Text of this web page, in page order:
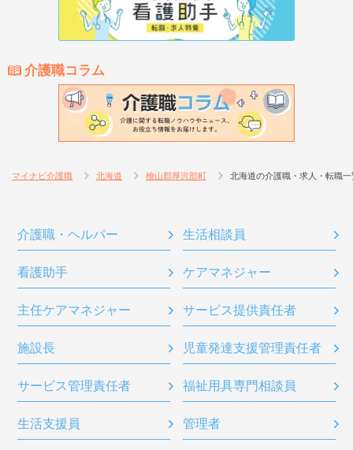
介護職コラム
マイナビ介護職 北海道 檜山郡厚沢部町 北海道の介護職・求人・転職一
介護職・ヘルパー 生活相談員
看護助手 ケアマネジャー
主任ケアマネジャー サービス提供責任者
施設長 児童発達支援管理責任者
サービス管理責任者 福祉用具専門相談員
生活支援員 管理者